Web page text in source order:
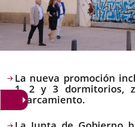
Descripción
La nueva promoción
1, 2 y 3 dormitorios,
aparcamiento.